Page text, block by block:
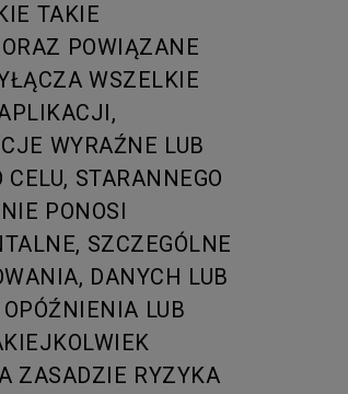
TAKIE
POWIĄZANE
WSZELKIE
WYRAŹNE LUB
STARANNEGO
PONOSI
SZCZEGÓLNE
DANYCH LUB
LUB
ZASADZIE RYZYKA